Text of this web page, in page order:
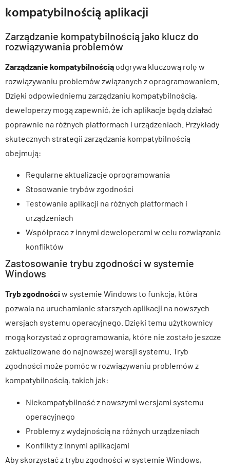
kompatybilnością aplikacji
Zarządzanie kompatybilnością jako klucz do
rozwiązywania problemów
Zarządzanie kompatybilnością odgrywa kluczową rolę w
rozwiązywaniu problemów związanych z oprogramowaniem.
Dzięki odpowiedniemu zarządzaniu kompatybilnością,
deweloperzy mogą zapewnić, że ich aplikacje będą działać
poprawnie na różnych platformach i urządzeniach. Przykłady
skutecznych strategii zarządzania kompatybilnością
obejmują:
Regularne aktualizacje oprogramowania
Stosowanie trybów zgodności
Testowanie aplikacji na różnych platformach i
urządzeniach
Współpraca z innymi deweloperami w celu rozwiązania
konfliktów
Zastosowanie trybu zgodności w systemie
Windows
Tryb zgodnościw systemie Windows to funkcja, która
pozwala na uruchamianie starszych aplikacji na nowszych
wersjach systemu operacyjnego. Dzięki temu użytkownicy
mogą korzystać z oprogramowania, które nie zostało jeszcze
zaktualizowane do najnowszej wersji systemu. Tryb
zgodności może pomóc w rozwiązywaniu problemów z
kompatybilnością, takich jak:
Niekompatybilność z nowszymi wersjami systemu
operacyjnego
Problemy z wydajnością na różnych urządzeniach
Konflikty z innymi aplikacjami
Aby skorzystać z trybu zgodności w systemie Windows,